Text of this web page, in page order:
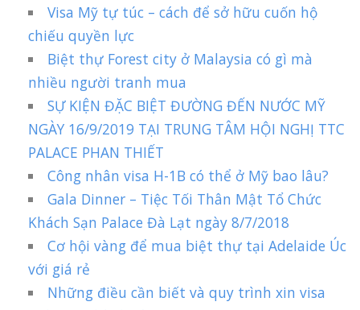
Visa Mỹ tự túc – cách để sở hữu cuốn hộ
chiếu quyền lực
Biệt thự Forest city ở Malaysia có gì mà
nhiều người tranh mua
SỰ KIỆN ĐẶC BIỆT ĐƯỜNG ĐẾN NƯỚC MỸ
NGÀY 16/9/2019 TẠI TRUNG TÂM HỘI NGHỊ TTC
PALACE PHAN THIẾT
Công nhân visa H-1B có thể ở Mỹ bao lâu?
Gala Dinner – Tiệc Tối Thân Mật Tổ Chức
Khách Sạn Palace Đà Lạt ngày 8/7/2018
Cơ hội vàng để mua biệt thự tại Adelaide Úc
với giá rẻ
Những điều cần biết và quy trình xin visa